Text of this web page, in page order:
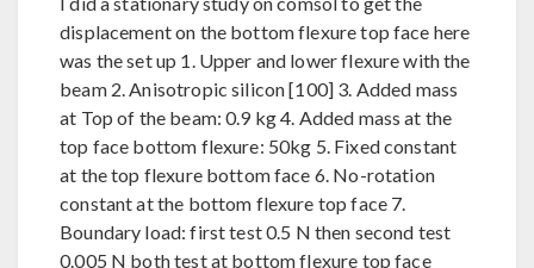
displacement on the bottom flexure top face here
was the set up 1. Upper and lower flexure with the
beam 2. Anisotropic silicon [100] 3. Added mass
at Top of the beam: 0.9 kg 4. Added mass at the
top face bottom flexure: 50kg 5. Fixed constant
at the top flexure bottom face 6. No-rotation
constant at the bottom flexure top face 7.
Boundary load: first test 0.5 N then second test
0.005 N both test at bottom flexure top face